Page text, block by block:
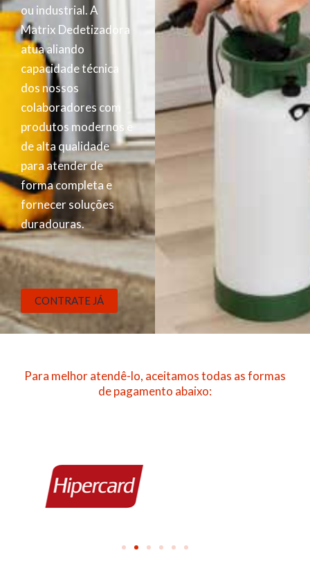
ou industrial. A
Matrix Dedetizadora
atua aliando
capacidade técnica
dos nossos
colaboradores com
produtos modernos e
de alta qualidade
para atender de
forma completa e
fornecer soluções
duradouras.
CONTRATE JÁ
Para melhor atendê-lo, aceitamos todas as formas
de pagamento abaixo: